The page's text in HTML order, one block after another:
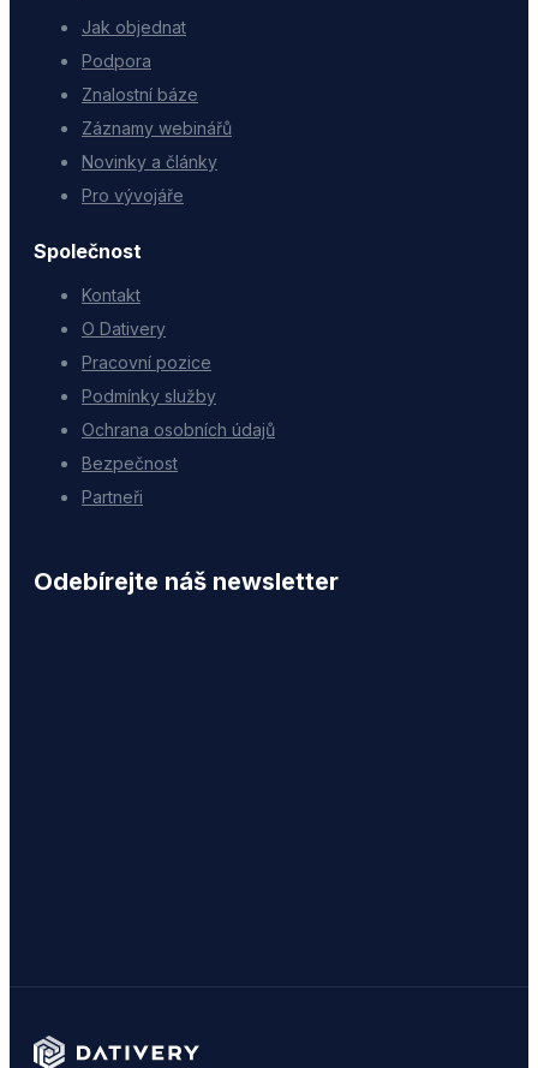
Jak objednat
Podpora
Znalostní báze
Záznamy webinářů
Novinky a články
Pro vývojáře
Společnost
Kontakt
O Dativery
Pracovní pozice
Podmínky služby
Ochrana osobních údajů
Bezpečnost
Partneři
Odebírejte náš newsletter